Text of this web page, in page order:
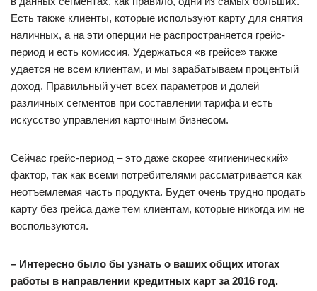
Есть также клиенты, которые используют карту для снятия
наличных, а на эти оперции не распространяется грейс-
период и есть комиссия. Удержаться «в грейсе» также
удается не всем клиентам, и мы зарабатываем процентый
доход. Правильный учет всех параметров и долей
различных сегментов при составлении тарифа и есть
искусство управления карточным бизнесом.
Сейчас грейс-период – это даже скорее «гигиенический»
фактор, так как всеми потребителями рассматривается как
неотъемлемая часть продукта. Будет очень трудно продать
карту без грейса даже тем клиентам, которые никогда им не
воспользуются.
– Интересно было бы узнать о ваших общих итогах
работы в направлении кредитных карт за 2016 год.